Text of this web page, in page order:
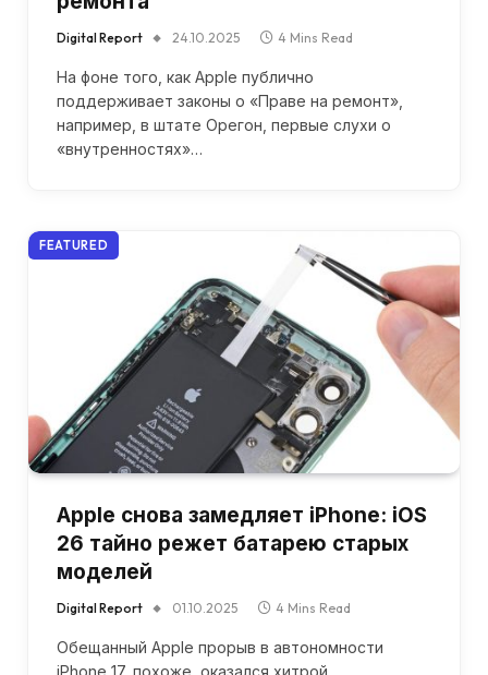
Digital Report 24.10.2025 4 Mins Read
На фоне того, как Apple публично
поддерживает законы о «Праве на ремонт»,
например, в штате Орегон, первые слухи о
«внутренностях»…
FEATURED
Apple снова замедляет iPhone: iOS
26 тайно режет батарею старых
моделей
Digital Report 01.10.2025 4 Mins Read
Обещанный Apple прорыв в автономности